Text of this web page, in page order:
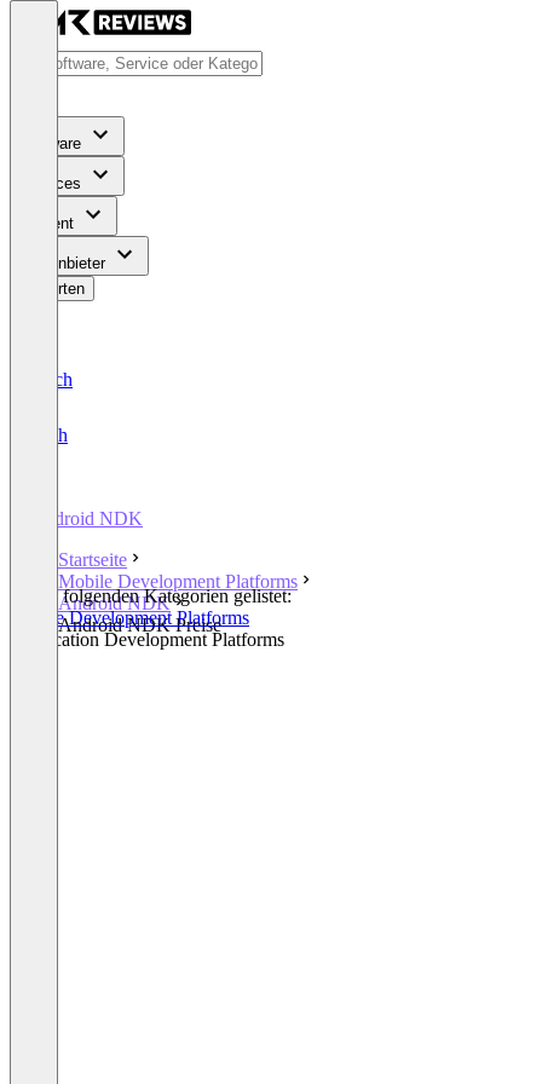
Software
Services
Content
Für Anbieter
Bewerten
Deutsch
English
Android NDK
Startseite
Mobile Development Platforms
Android NDK
Android NDK Preise
In den folgenden Kategorien gelistet:
Mobile Development Platforms
Application Development Platforms